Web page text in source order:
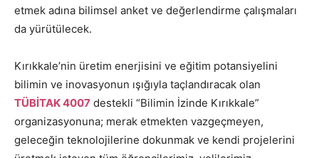
etmek adına bilimsel anket ve değerlendirme çalışmaları
da yürütülecek.
Kırıkkale’nin üretim enerjisini ve eğitim potansiyelini
bilimin ve inovasyonun ışığıyla taçlandıracak olan
TÜBİTAK 4007 destekli “Bilimin İzinde Kırıkkale”
organizasyonuna; merak etmekten vazgeçmeyen,
geleceğin teknolojilerine dokunmak ve kendi projelerini